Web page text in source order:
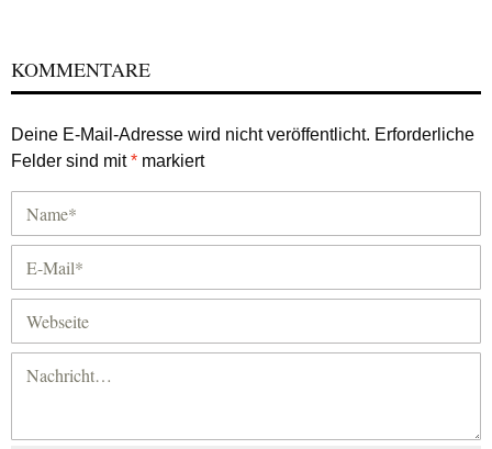
KOMMENTARE
Deine E-Mail-Adresse wird nicht veröffentlicht. Erforderliche
Felder sind mit* markiert